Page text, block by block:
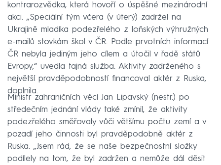
kontrarozvědka, která hovoří o úspěšné mezinárodní
akci. „Speciální tým včera (v úterý) zadržel na
Ukrajině mladíka podezřelého z loňských výhružných
e-mailů stovkám škol v ČR. Podle prvotních informací
ČR nebyla jediným jeho cílem a útočil v řadě států
Evropy,“ uvedla tajná služba. Aktivity zadrženého s
největší pravděpodobností financoval aktér z Ruska,
doplnila.
Ministr zahraničních věcí Jan Lipavský (nestr.) po
středečním jednání vlády také zmínil, že aktivity
podezřelého směřovaly vůči většímu počtu zemí a v
pozadí jeho činnosti byl pravděpodobně aktér z
Ruska. „Jsem rád, že se naše bezpečnostní složky
podílely na tom, že byl zadržen a nemůže dál děsit